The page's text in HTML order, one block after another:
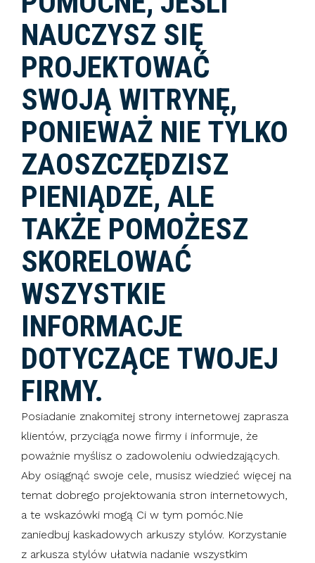
NAUCZYSZ SIĘ
PROJEKTOWAĆ
SWOJĄ WITRYNĘ,
PONIEWAŻ NIE TYLKO
ZAOSZCZĘDZISZ
PIENIĄDZE, ALE
TAKŻE POMOŻESZ
SKORELOWAĆ
WSZYSTKIE
INFORMACJE
DOTYCZĄCE TWOJEJ
FIRMY.
Posiadanie znakomitej strony internetowej zaprasza
klientów, przyciąga nowe firmy i informuje, że
poważnie myślisz o zadowoleniu odwiedzających.
Aby osiągnąć swoje cele, musisz wiedzieć więcej na
temat dobrego projektowania stron internetowych,
a te wskazówki mogą Ci w tym pomóc.Nie
zaniedbuj kaskadowych arkuszy stylów. Korzystanie
z arkusza stylów ułatwia nadanie wszystkim